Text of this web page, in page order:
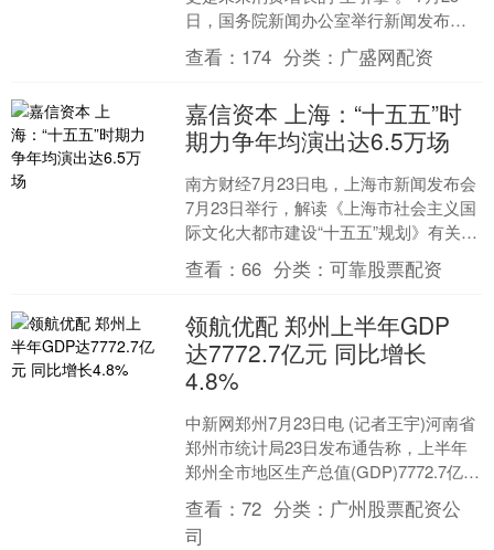
日，国务院新闻办公室举行新闻发布
会，介绍2026年上半年商务工作及运行
情况。商务部....
查看： 174 分类： 广盛网配资
嘉信资本 上海：“十五五”时
期力争年均演出达6.5万场
南方财经7月23日电，上海市新闻发布会
7月23日举行，解读《上海市社会主义国
际文化大都市建设“十五五”规划》有关情
况。上海市委宣传部常务副部长、上海
市精神文明办....
查看：66 分类：可靠股票配资
领航优配 郑州上半年GDP
达7772.7亿元 同比增长
4.8%
中新网郑州7月23日电 (记者王宇)河南省
郑州市统计局23日发布通告称，上半年
郑州全市地区生产总值(GDP)7772.7亿
元，按不变价格计算，同比增长
4.8%，....
查看：72 分类： 广州股票配资公
司